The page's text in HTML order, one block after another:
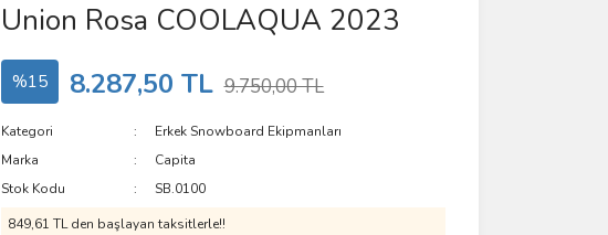
Union Rosa COOLAQUA 2023
%15 8.287,50 TL 9.750,00 TL
Kategori
Erkek Snowboard Ekipmanları
Marka
Capita
Stok Kodu
SB.0100
849,61 TL den başlayan taksitlerle!!